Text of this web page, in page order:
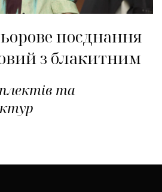
поєднання
з блакитним
та